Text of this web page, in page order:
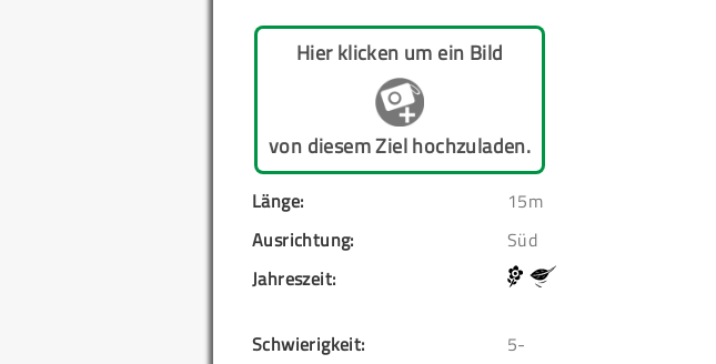
Hier klicken um ein Bild
von diesem Ziel hochzuladen.
Länge:
15m
Ausrichtung:
Süd
Jahreszeit:
Schwierigkeit: 5-